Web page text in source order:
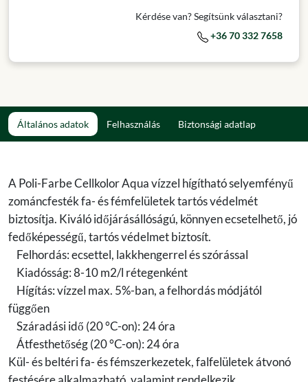
Kérdése van? Segítsünk választani?
+36 70 332 7658
Általános adatok Felhasználás Biztonsági adatlap
A Poli-Farbe Cellkolor Aqua vízzel hígítható selyemfényű
zománcfesték fa- és fémfelületek tartós védelmét
biztosítja. Kiváló időjárásállóságú, könnyen ecsetelhető, jó
fedőképességű, tartós védelmet biztosít.
Felhordás: ecsettel, lakkhengerrel és szórással
Kiadósság: 8-10 m2/l rétegenként
Hígítás: vízzel max. 5%-ban, a felhordás módjától
függően
Száradási idő (20 °C-on): 24 óra
Átfesthetőség (20 °C-on): 24 óra
Kül- és beltéri fa- és fémszerkezetek, falfelületek átvonó